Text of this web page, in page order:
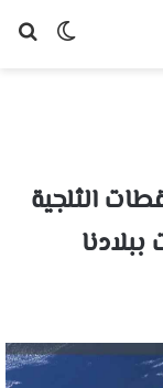
الوضع
الثلجية